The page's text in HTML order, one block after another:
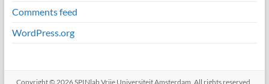
Comments feed
WordPress.org
Copyright © 2026SPINlab Vrije Universiteit Amsterdam . All rights reserved.